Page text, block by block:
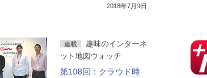
2018年7月9日
連載
趣味のインターネ
ット地図ウォッチ
第108回：クラウド時